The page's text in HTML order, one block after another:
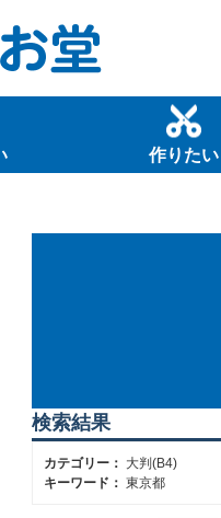
作りたい
検索結果
カテゴリー： 大判(B4)
キーワード： 東京都